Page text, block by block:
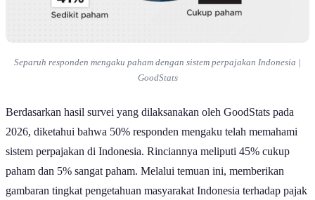
GoodStats
2026, diketahui bahwa 50% responden mengaku telah memahami
sistem perpajakan di Indonesia. Rinciannya meliputi 45% cukup
paham dan 5% sangat paham. Melalui temuan ini, memberikan
gambaran tingkat pengetahuan masyarakat Indonesia terhadap pajak
yang cukup baik. Meskipun demikian, angka ini masih dapat